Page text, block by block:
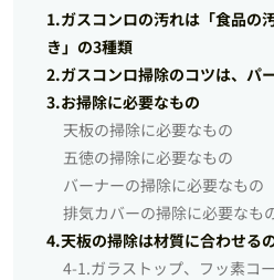
1.ガスコンロの汚れは「食品の
き」の3種類
2.ガスコンロ掃除のコツは、パ
3.お掃除に必要なもの
天板の掃除に必要なもの
五徳の掃除に必要なもの
バーナーの掃除に必要なもの
排気カバーの掃除に必要なも
4.天板の掃除は材質に合わせる
4-1.ガラストップ、フッ素コ